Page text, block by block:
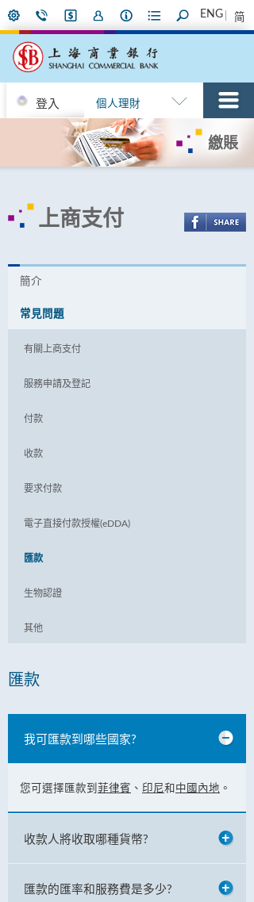
ENG 简
登入 個人理財
繳賬
上商支付
簡介
常見問題
有關上商支付
服務申請及登記
付款
收款
要求付款
電子直接付款授權(eDDA)
匯款
生物認證
其他
匯款
我可匯款到哪些國家?
您可選擇匯款到 菲律賓 、 印尼和 中國內地 。
收款人將收取哪種貨幣?
匯款的匯率和服務費是多少?